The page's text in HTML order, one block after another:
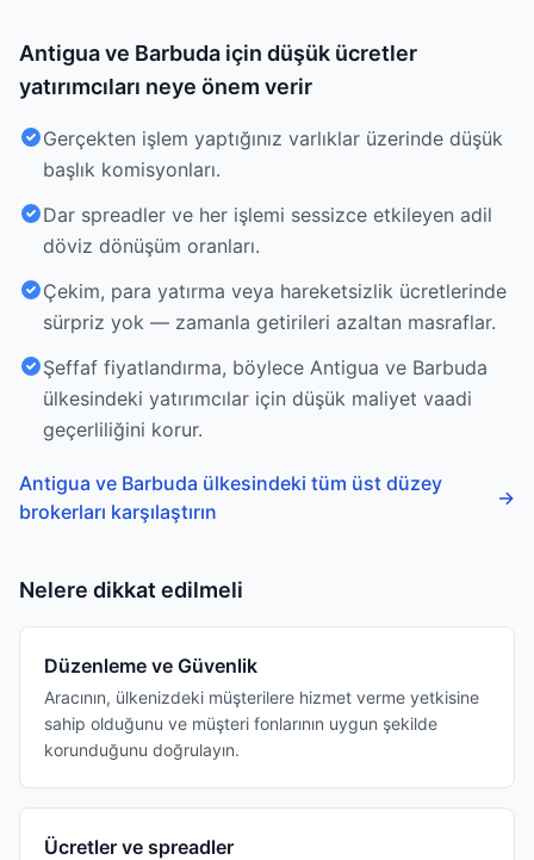
Antigua ve Barbuda için düşük ücretler
yatırımcıları neye önem verir
Gerçekten işlem yaptığınız varlıklar üzerinde düşük
başlık komisyonları.
Dar spreadler ve her işlemi sessizce etkileyen adil
döviz dönüşüm oranları.
Çekim, para yatırma veya hareketsizlik ücretlerinde
sürpriz yok — zamanla getirileri azaltan masraflar.
Şeffaf fiyatlandırma, böylece Antigua ve Barbuda
ülkesindeki yatırımcılar için düşük maliyet vaadi
geçerliliğini korur.
Antigua ve Barbuda ülkesindeki tüm üst düzey
brokerları karşılaştırın
→
Nelere dikkat edilmeli
Düzenleme ve Güvenlik
Aracının, ülkenizdeki müşterilere hizmet verme yetkisine
sahip olduğunu ve müşteri fonlarının uygun şekilde
korunduğunu doğrulayın.
Ücretler ve spreadler